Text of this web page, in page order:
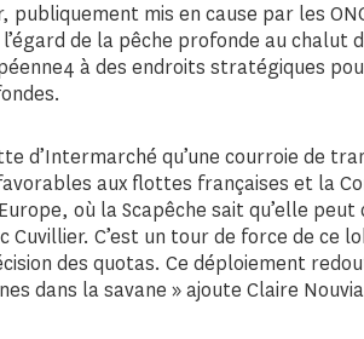
publiquement mis en cause par les
de la pêche profonde au chalut
à des endroits stratégiques
d’Intermarché qu’une courroie de
aux flottes françaises et la
où la Scapêche sait qu’elle
Cuvillier. C’est un tour de force de ce
des quotas. Ce déploiement
dans la savane » ajoute Claire